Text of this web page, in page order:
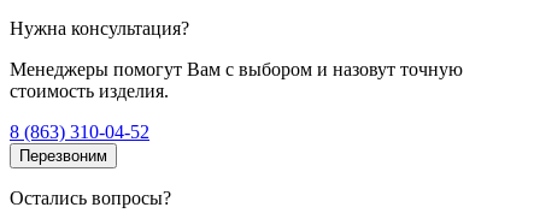
Нужна консультация?
Менеджеры помогут Вам с выбором и назовут точную
стоимость изделия.
8 (863) 310-04-52
Перезвоним
Остались вопросы?